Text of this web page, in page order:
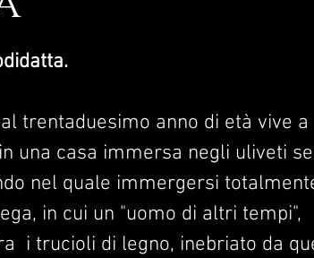
trentaduesimo anno di età vive a
una casa immersa negli uliveti
nel quale immergersi
in cui un "uomo di altri tempi",
i trucioli di legno, inebriato da